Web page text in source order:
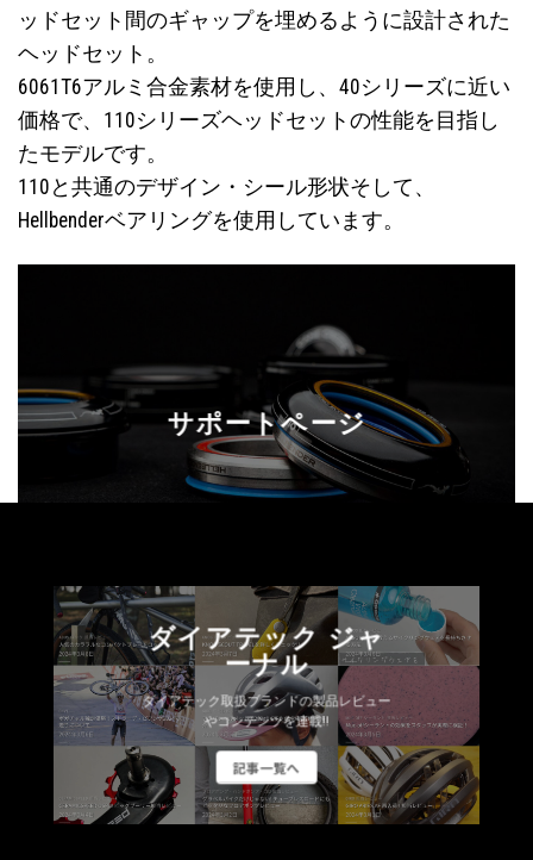
ッドセット間のギャップを埋めるように設計された
ヘッドセット。
6061T6アルミ合金素材を使用し、40シリーズに近い
価格で、110シリーズヘッドセットの性能を目指し
たモデルです。
110と共通のデザイン・シール形状そして、
Hellbenderベアリングを使用しています。
サポートページ
ダイアテック ジャ
ーナル
ダイアテック取扱ブランドの製品レビュー
やコンテンツを連載!!
記事一覧へ